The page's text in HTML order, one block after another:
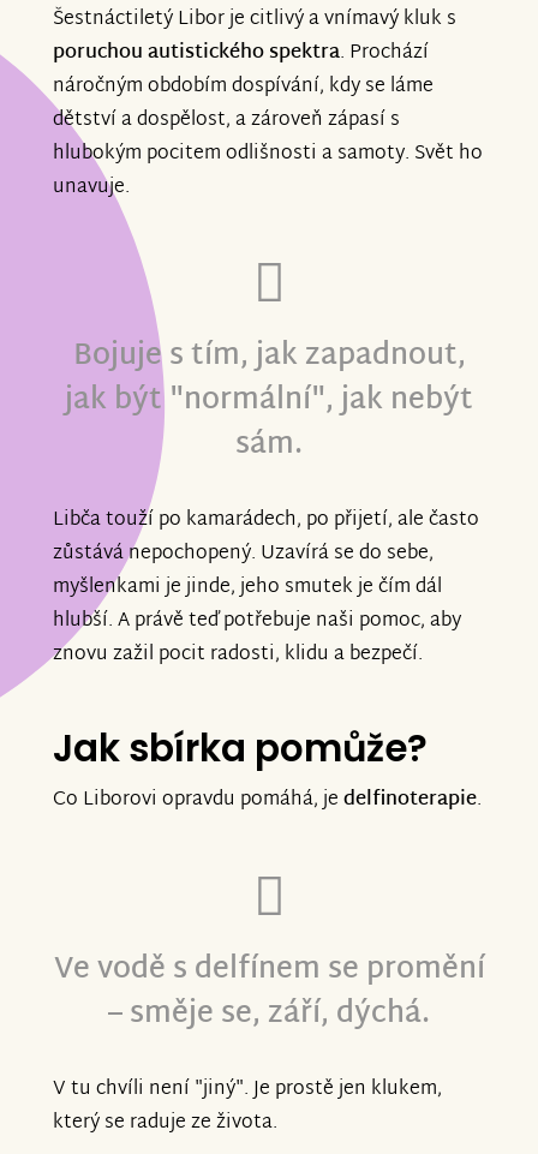
Šestnáctiletý Libor je citlivý a vnímavý kluk s
poruchou autistického spektra. Prochází
náročným obdobím dospívání, kdy se láme
dětství a dospělost, a zároveň zápasí s
hlubokým pocitem odlišnosti a samoty. Svět ho
unavuje.
Bojuje s tím, jak zapadnout,
jak být "normální", jak nebýt
sám.
Libča touží po kamarádech, po přijetí, ale často
zůstává nepochopený. Uzavírá se do sebe,
myšlenkami je jinde, jeho smutek je čím dál
hlubší. A právě teď potřebuje naši pomoc, aby
znovu zažil pocit radosti, klidu a bezpečí.
Jak sbírka pomůže?
Co Liborovi opravdu pomáhá, jedelfinoterapie.
Ve vodě s delfínem se promění
– směje se, září, dýchá.
V tu chvíli není "jiný". Je prostě jen klukem,
který se raduje ze života.